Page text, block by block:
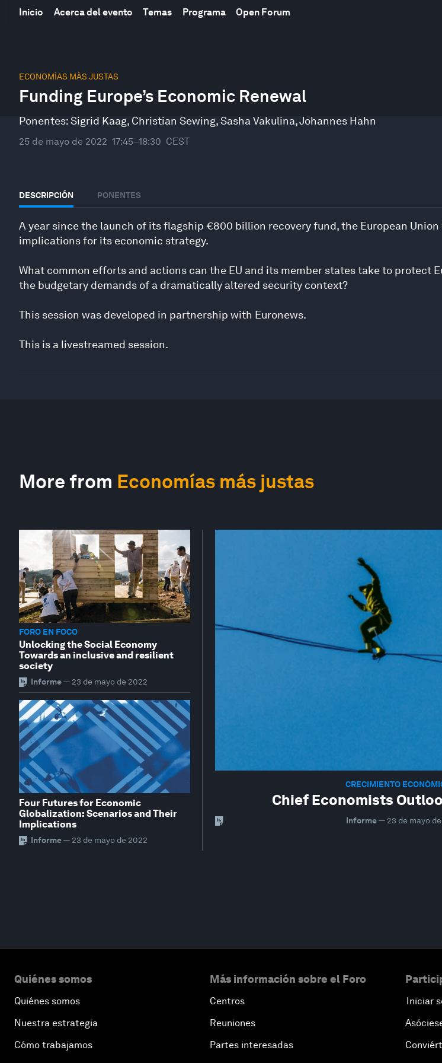
Inicio Acerca del evento Temas Programa Open Forum
ECONOMÍAS MÁS JUSTAS
Funding Europe’s Economic Renewal
Ponentes:Sigrid Kaag, Christian Sewing,Sasha Vakulina,Johannes Hahn
25 de mayo de 2022 17:45–18:30 CEST
DESCRIPCIÓN PONENTES
A year since the launch of its flagship €800 billion recovery fund, the European
implications for its economic strategy.
What common efforts and actions can the EU and its member states take to protect
the budgetary demands of a dramatically altered security context?
This session was developed in partnership with Euronews.
This is a livestreamed session.
More from Economías más justas
CRECIMIENTO
Chief Economists
Informe— 23 de mayo
FORO EN FOCO
Unlocking the Social Economy
Towards an inclusive and resilient
society
Informe—23 de mayo de 2022
Four Futures for Economic
Globalization: Scenarios and Their
Implications
Informe— 23 de mayo de 2022
seconds
46
minutes,
secondsVolume
Quiénes somos
Quiénes somos
Nuestra estrategia
Cómo trabajamos
Más información sobre el Foro
Centros
Reuniones
Partes interesadas
Iniciar